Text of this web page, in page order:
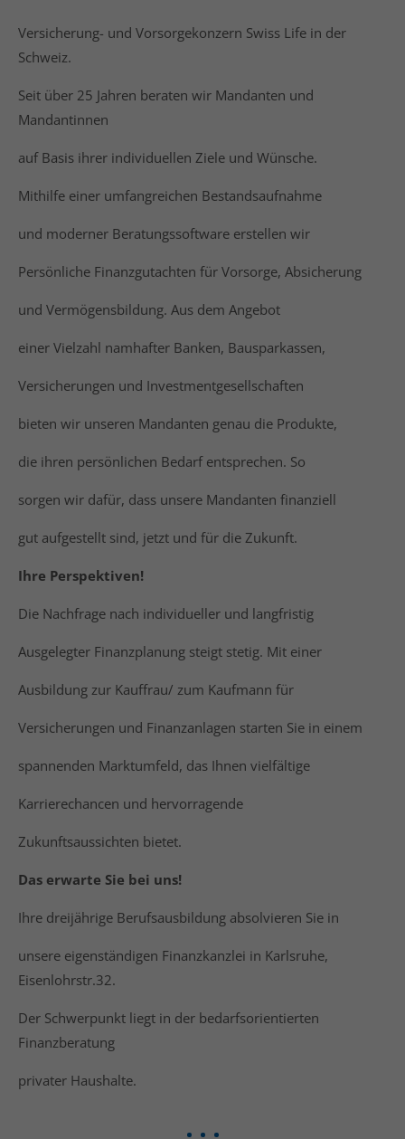
About us
Lorem ipsum dolor sit amet, consectetuer
adipiscing elit.
Cum sociis natoque penatibus et magnis dis
parturient montes, nascetur ridiculus mus. Donec
quam felis, ultricies nec.
Versicherung- und Vorsorgekonzern Swiss Life in der
Schweiz.
Seit über 25 Jahren beraten wir Mandanten und
Mandantinnen
auf Basis ihrer individuellen Ziele und Wünsche.
Mithilfe einer umfangreichen Bestandsaufnahme
und moderner Beratungssoftware erstellen wir
Persönliche Finanzgutachten für Vorsorge, Absicherung
und Vermögensbildung. Aus dem Angebot
einer Vielzahl namhafter Banken, Bausparkassen,
Versicherungen und Investmentgesellschaften
bieten wir unseren Mandanten genau die Produkte,
die ihren persönlichen Bedarf entsprechen. So
sorgen wir dafür, dass unsere Mandanten finanziell
gut aufgestellt sind, jetzt und für die Zukunft.
Ihre Perspektiven!
Die Nachfrage nach individueller und langfristig
Ausgelegter Finanzplanung steigt stetig. Mit einer
Ausbildung zur Kauffrau/ zum Kaufmann für
Versicherungen und Finanzanlagen starten Sie in einem
spannenden Marktumfeld, das Ihnen vielfältige
Karrierechancen und hervorragende
Zukunftsaussichten bietet.
Das erwarte Sie bei uns!
Ihre dreijährige Berufsausbildung absolvieren Sie in
unsere eigenständigen Finanzkanzlei in Karlsruhe,
Eisenlohrstr.32.
Der Schwerpunkt liegt in der bedarfsorientierten
Finanzberatung
privater Haushalte.